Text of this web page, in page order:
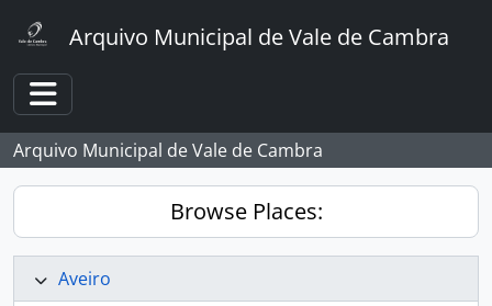
Arquivo Municipal de Vale de Cambra
Toggle navigation
Arquivo Municipal de Vale de Cambra
Browse Places:
Aveiro